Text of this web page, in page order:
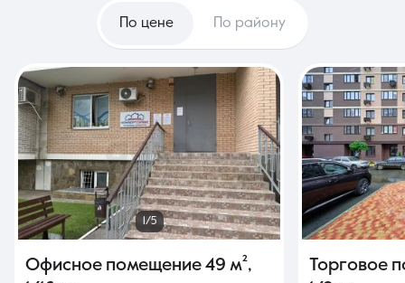
По цене По району
1/5
Офисное помещение 49 м²,
Торговое